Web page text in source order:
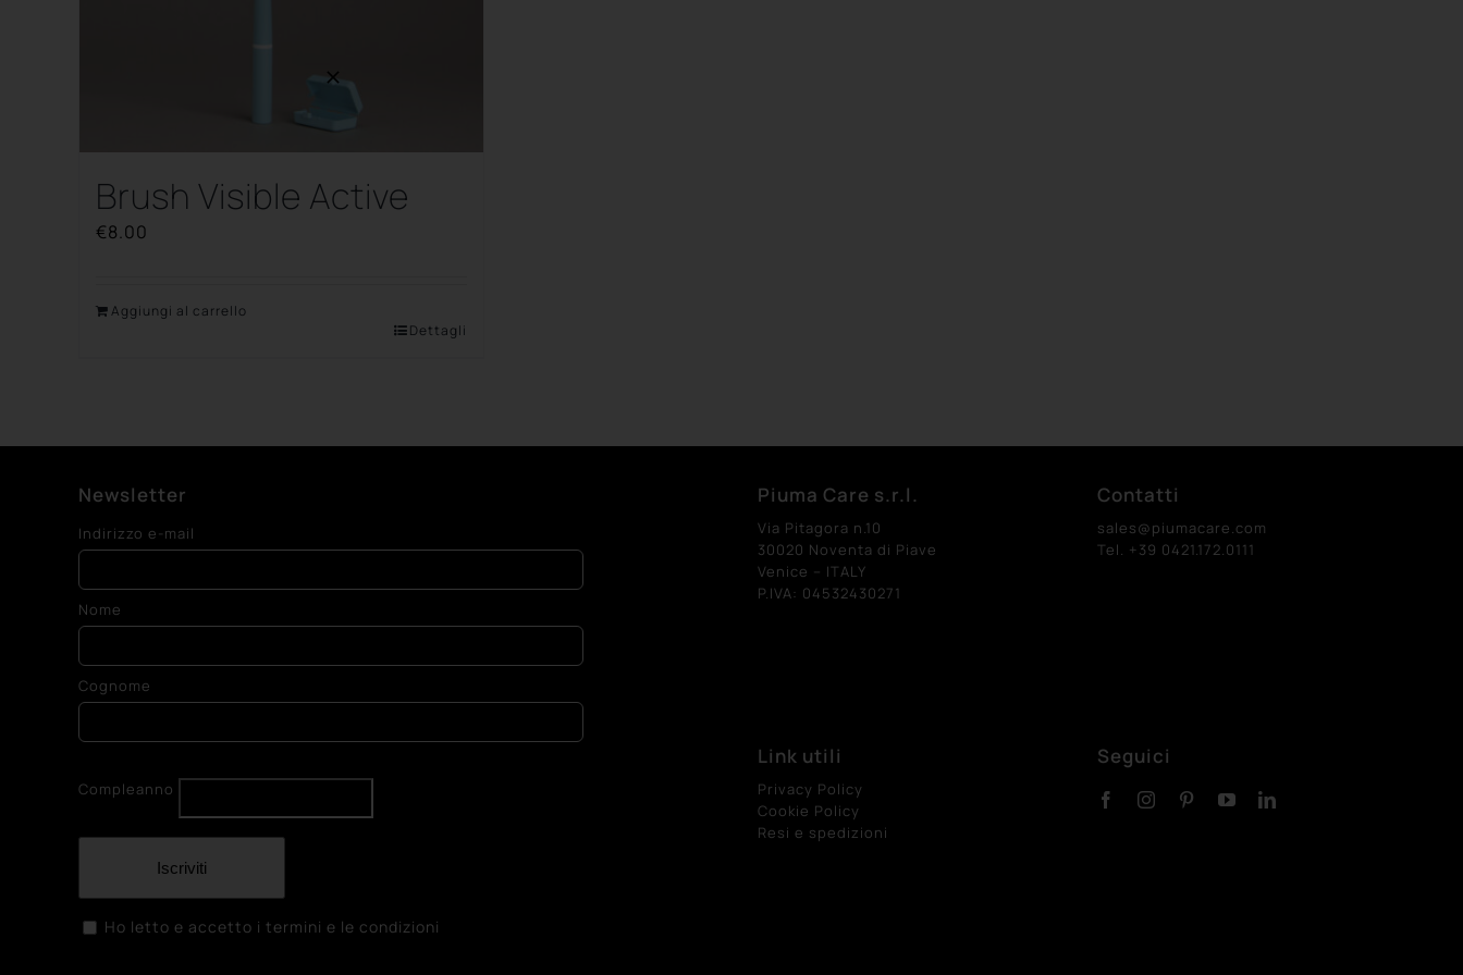
Brush Visible Active
€8.00
Aggiungi al carrello
Dettagli
Newsletter
Indirizzo e-mail
Nome
Cognome
Compleanno
Iscriviti
Ho letto e accetto i termini e le condizioni
Piuma Care s.r.l.
Via Pitagora n.10
30020 Noventa di Piave
Venice – ITALY
P.IVA: 04532430271
Link utili
Privacy Policy
Cookie Policy
Resi e spedizioni
Contatti
sales@piumacare.com
Tel. +39 0421.172.0111
Seguici